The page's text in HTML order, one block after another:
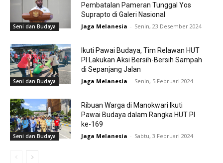
Seni dan Budaya
Pembatalan Pameran Tunggal Yos
Suprapto di Galeri Nasional
Jaga Melanesia - Senin, 23 Desember 2024
Seni dan Budaya
Ikuti Pawai Budaya, Tim Relawan HUT
PI Lakukan Aksi Bersih-Bersih Sampah
di Sepanjang Jalan
Jaga Melanesia - Senin, 5 Februari 2024
Seni dan Budaya
Ribuan Warga di Manokwari Ikuti
Pawai Budaya dalam Rangka HUT PI
ke-169
Jaga Melanesia - Sabtu, 3 Februari 2024